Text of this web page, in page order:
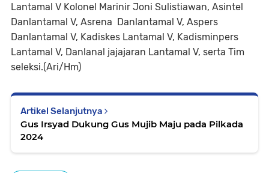
Lantamal V Kolonel Marinir Joni Sulistiawan, Asintel
Danlantamal V, Asrena Danlantamal V, Aspers
Danlantamal V, Kadiskes Lantamal V, Kadisminpers
Lantamal V, Danlanal jajajaran Lantamal V, serta Tim
seleksi.(Ari/Hm)
Artikel Selanjutnya
Gus Irsyad Dukung Gus Mujib Maju pada Pilkada
2024